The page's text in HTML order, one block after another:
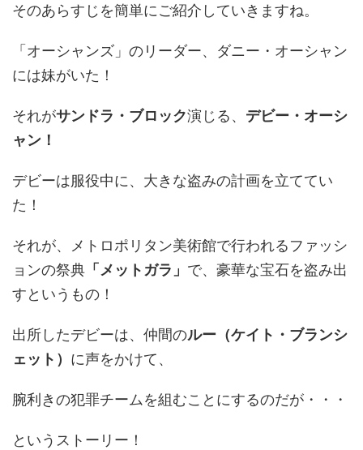
そのあらすじを簡単にご紹介していきますね。
「オーシャンズ」のリーダー、ダニー・オーシャン
には妹がいた！
それがサンドラ・ブロック演じる、 デビー・オーシ
ャン！
デビーは服役中に、大きな盗みの計画を立ててい
た！
それが、メトロポリタン美術館で行われるファッシ
ョンの祭典 「メットガラ」 で、豪華な宝石を盗み出
すというもの！
出所したデビーは、仲間のルー（ケイト・ブランシ
ェット） に声をかけて、
腕利きの犯罪チームを組むことにするのだが・・・
というストーリー！